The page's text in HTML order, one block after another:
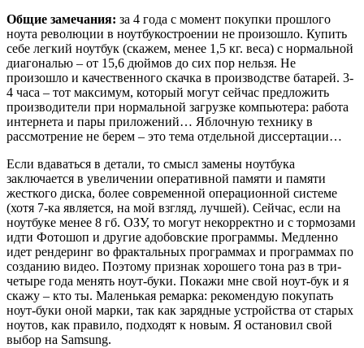
Общие замечания: за 4 года с момент покупки прошлого
ноута революции в ноутбукостроении не произошло. Купить
себе легкий ноутбук (скажем, менее 1,5 кг. веса) с нормальной
диагональю – от 15,6 дюймов до сих пор нельзя. Не
произошло и качественного скачка в производстве батарей. 3-
4 часа – тот максимум, который могут сейчас предложить
производители при нормальной загрузке компьютера: работа
интернета и пары приложений… Яблочную технику в
рассмотрение не берем – это тема отдельной диссертации…
Если вдаваться в детали, то смысл замены ноутбука
заключается в увеличении оперативной памяти и памяти
жесткого диска, более современной операционной системе
(хотя 7-ка является, на мой взгляд, лучшей). Сейчас, если на
ноутбуке менее 8 гб. ОЗУ, то могут некорректно и с тормозами
идти Фотошоп и другие адобовские программы. Медленно
идет рендеринг во фрактальных программах и программах по
созданию видео. Поэтому признак хорошего тона раз в три-
четыре года менять ноут-буки. Покажи мне свой ноут-бук и я
скажу – кто ты. Маленькая ремарка: рекомендую покупать
ноут-буки оной марки, так как зарядные устройства от старых
ноутов, как правило, подходят к новым. Я остановил свой
выбор на Samsung.